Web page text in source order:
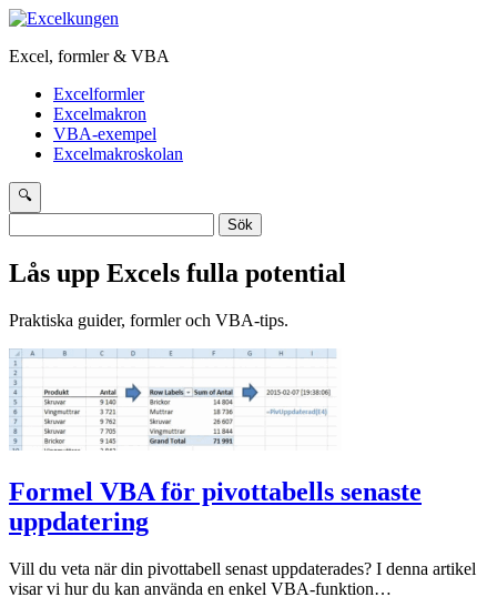
Excel, formler & VBA
Excelformler
Excelmakron
VBA-exempel
Excelmakroskolan
🔍
efter:
Lås upp Excels fulla potential
Praktiska guider, formler och VBA-tips.
Formel VBA för pivottabells senaste
uppdatering
Vill du veta när din pivottabell senast uppdaterades? I denna artikel
visar vi hur du kan använda en enkel VBA-funktion…